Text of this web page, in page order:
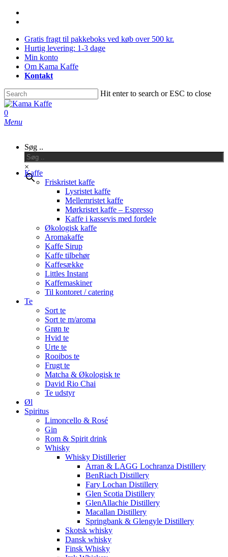
Skip
contentGratis fragt til pakkeboks ved køb over 500 kr.
Hurtig levering: 1-3 dage
Min konto
Om Kama Kaffe
Kontakt
Hit enter to search or ESC to close
Close
Search
0
Menu
Søg ..
×
Kaffe
Friskristet kaffe
Lysristet kaffe
Mellemristet kaffe
Mørkristet kaffe – Espresso
Kaffe i kassevis med fordele
Økologisk kaffe
Aromakaffe
Kaffe Sirup
Kaffe tilbehør
Kaffesække
Littles Instant
Kaffemaskiner
Til kontoret / catering
Te
Sort te
Sort te m/aroma
Grøn te
Hvid te
Urte te
Rooibos te
Frugt te
Matcha & Økologisk te
David Rio Chai
Te udstyr
Øl
Spiritus
Limoncello & Rosé
Gin
Rom & Spirit drink
Whisky
Whisky Distillerier
Arran & LAGG Lochranza Distillery
BenRiach Distillery
Fary Lochan Distillery
Glen Scotia Distillery
GlenAllachie Distillery
Macallan Distillery
Springbank & Glengyle Distillery
Skotsk whisky
Dansk whisky
Finsk Whisky